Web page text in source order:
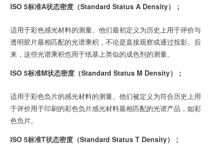
ISO 5标准A状态密度（Standard Status A Density）；
适用于彩色感光材料的测量。他们最初定义为历史上用于评价与
透明胶片最相匹配的光谱乘积，不论是直接观察或通过投影。后
来，这些光谱乘积也用于纸基上类似的成色剂的测量。
ISO 5标准M状态密度（Standard Status M Density）；
适用于彩色负片的感光材料的测量。他们被定义为符合历史上用
于评价用于印刷的彩色负片感光材料最相匹配的光谱产品，如彩
色负片。
ISO 5标准T状态密度（Standard Status T Density）；